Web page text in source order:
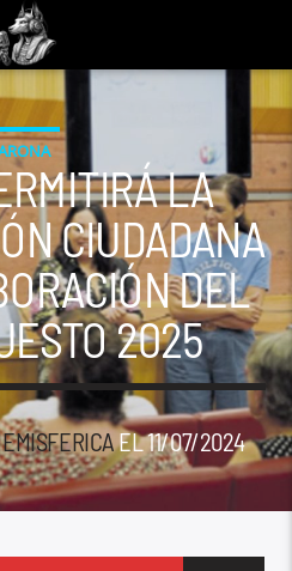
LA
CIUDADANA
DEL
2025
EL 11/07/2024